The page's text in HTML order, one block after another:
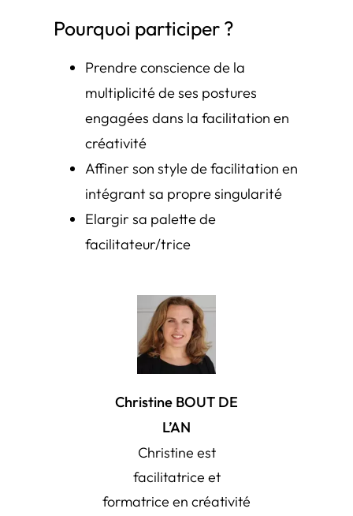
Pourquoi participer ?
Prendre conscience de la
multiplicité de ses postures
engagées dans la facilitation en
créativité
Affiner son style de facilitation en
intégrant sa propre singularité
Elargir sa palette de
facilitateur/trice
Christine BOUT DE
L’AN
Christine est
facilitatrice et
formatrice en créativité